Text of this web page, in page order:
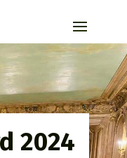
2024